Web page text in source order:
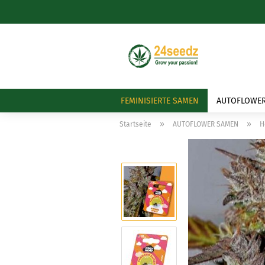
FEMINISIERTE SAMEN
Startseite » AUTOFLOWER SAMEN »